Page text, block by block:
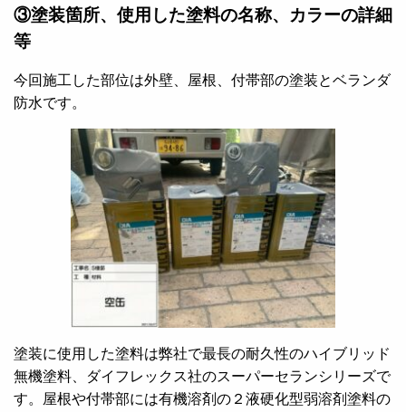
③塗装箇所、使用した塗料の名称、カラーの詳細
等
今回施工した部位は外壁、屋根、付帯部の塗装とベランダ
防水です。
塗装に使用した塗料は弊社で最長の耐久性のハイブリッド
無機塗料、ダイフレックス社のスーパーセランシリーズで
す。屋根や付帯部には有機溶剤の２液硬化型弱溶剤塗料の